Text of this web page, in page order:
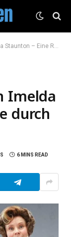
Reise durch vier Jahrzehnte
Imelda
durch
6 MINS READ